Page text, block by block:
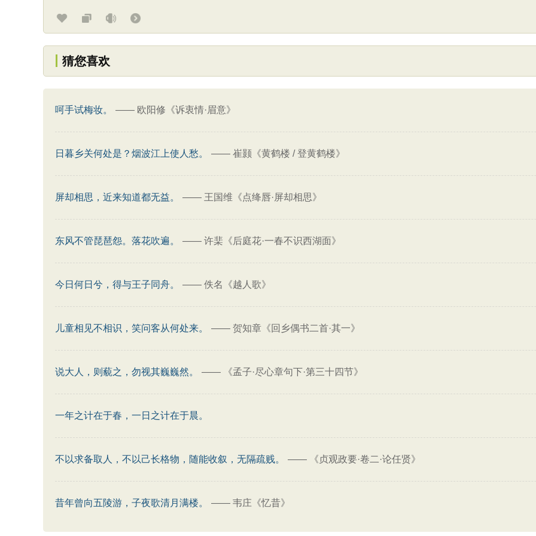
猜您喜欢
呵手试梅妆。 —— 欧阳修《诉衷情·眉意》
日暮乡关何处是？烟波江上使人愁。 —— 崔颢《黄鹤楼 / 登黄鹤楼》
屏却相思，近来知道都无益。 —— 王国维《点绛唇·屏却相思》
东风不管琵琶怨。落花吹遍。 —— 许棐《后庭花·一春不识西湖面》
今日何日兮，得与王子同舟。 —— 佚名《越人歌》
儿童相见不相识，笑问客从何处来。 —— 贺知章《回乡偶书二首·其一》
说大人，则藐之，勿视其巍巍然。 —— 《孟子·尽心章句下·第三十四节》
一年之计在于春，一日之计在于晨。
不以求备取人，不以己长格物，随能收叙，无隔疏贱。 —— 《贞观政要·卷二·论任贤》
昔年曾向五陵游，子夜歌清月满楼。 —— 韦庄《忆昔》